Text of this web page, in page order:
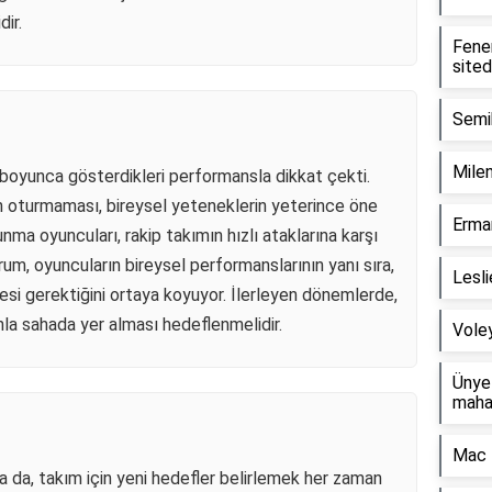
boyunca gösterdikleri performansla dikkat çekti.
oturmaması, bireysel yeteneklerin yeterince öne
oyuncuları, rakip takımın hızlı ataklarına karşı
oyuncuların bireysel performanslarının yanı sıra,
gerektiğini ortaya koyuyor. İlerleyen dönemlerde,
sahada yer alması hedeflenmelidir.
da, takım için yeni hedefler belirlemek her zaman
Mac